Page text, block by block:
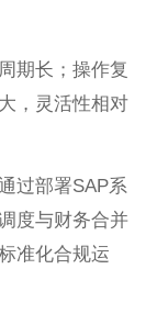
期长；操作复
，灵活性相对
过部署SAP系
度与财务合并
准化合规运